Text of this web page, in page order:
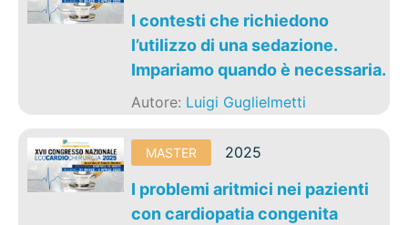
I contesti che richiedono
l’utilizzo di una sedazione.
Impariamo quando è necessaria.
Autore: Luigi Guglielmetti
MASTER 2025
I problemi aritmici nei pazienti
con cardiopatia congenita